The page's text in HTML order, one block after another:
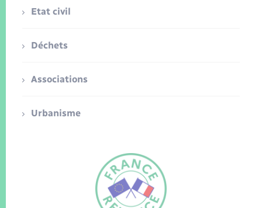
Etat civil
Déchets
Associations
Urbanisme